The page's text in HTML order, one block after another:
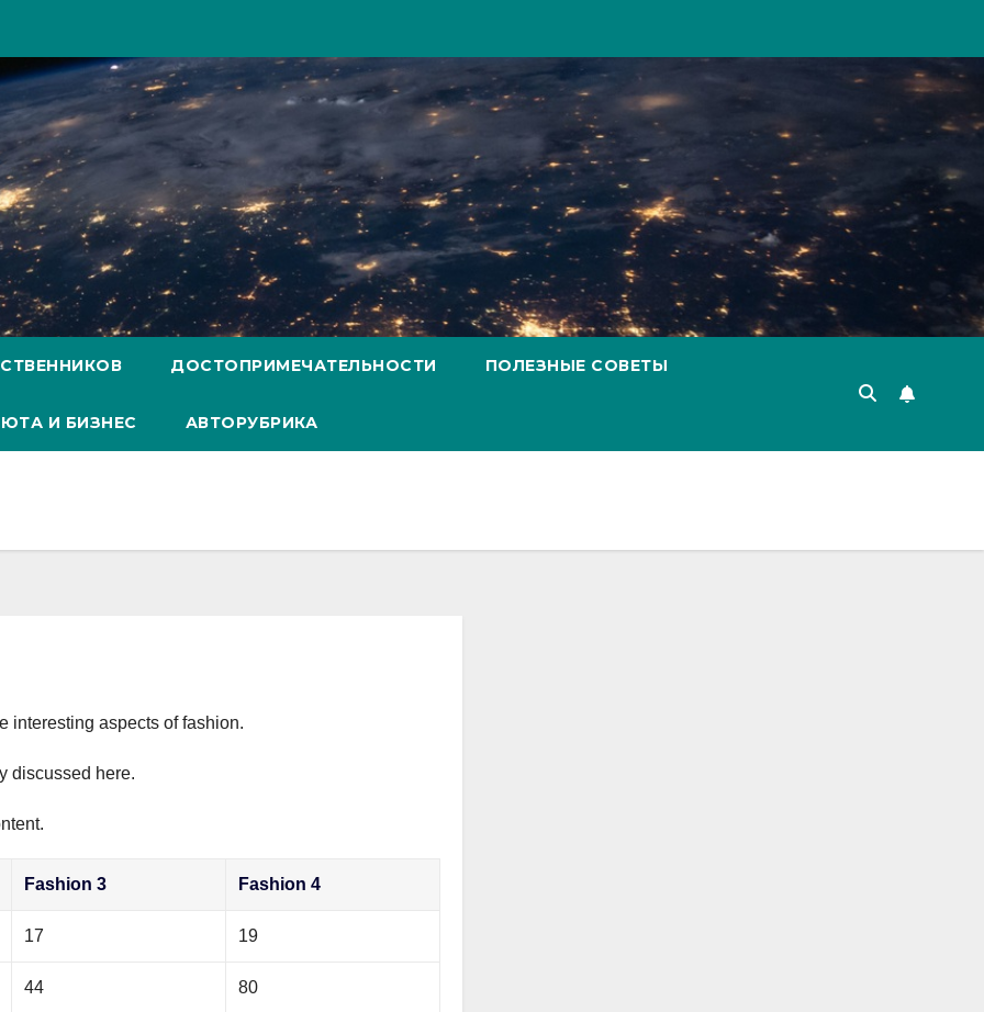
ДОСТОПРИМЕЧАТЕЛЬНОСТИ ПОЛЕЗНЫЕ СОВЕТЫ
И БИЗНЕС АВТОРУБРИКА
interesting aspects of fashion.
discussed here.
Fashion 3 Fashion 4
17 19
44 80